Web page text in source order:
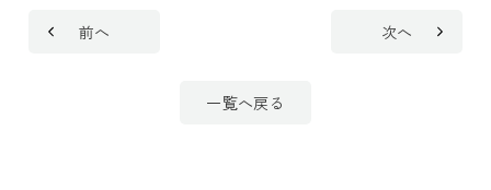
前へ
一覧へ戻る
次へ